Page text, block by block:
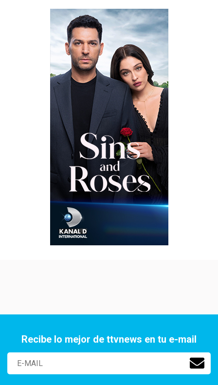
Recibe lo mejor de ttvnews en tu e-mail